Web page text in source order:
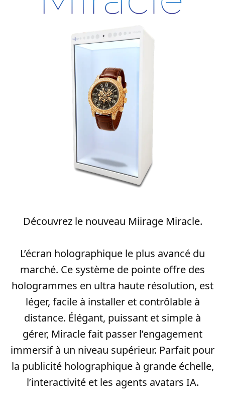
Découvrez le nouveau Miirage Miracle.
L’écran holographique le plus avancé du
marché. Ce système de pointe offre des
hologrammes en ultra haute résolution, est
léger, facile à installer et contrôlable à
distance. Élégant, puissant et simple à
gérer, Miracle fait passer l’engagement
immersif à un niveau supérieur. Parfait pour
la publicité holographique à grande échelle,
l’interactivité et les agents avatars IA.